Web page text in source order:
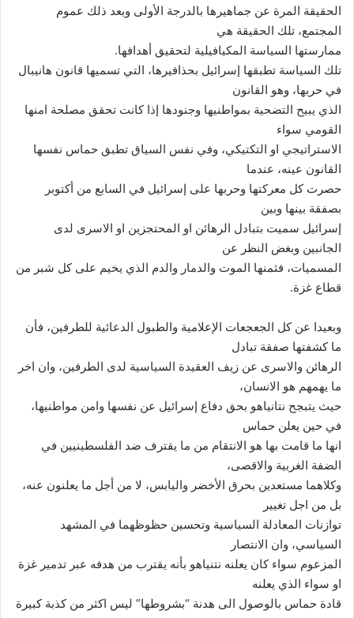
الحقيقة المرة عن جماهيرها بالدرجة الأولى وبعد ذلك عموم
المجتمع، تلك الحقيقة هي
ممارستها السياسة المكيافيلية لتحقيق أهدافها.
تلك السياسة تطبقها إسرائيل بحذافيرها، التي تسميها قانون هانيبال
في حربها، وهو القانون
الذي يبيح التضحية بمواطنيها وجنودها إذا كانت تحقق مصلحة امنها
القومي سواء
الاستراتيجي او التكتيكي، وفي نفس السياق تطبق حماس نفسها
القانون عينه، عندما
حصرت كل معركتها وحربها على إسرائيل في السابع من أكتوبر
بصفقة بينها وبين
إسرائيل سميت بتبادل الرهائن او المحتجزين او الاسرى لدى
الجانبين وبغض النظر عن
المسميات، فثمنها الموت والدمار والدم الذي يخيم على كل شبر من
قطاع غزة.
وبعيدا عن كل الجعجعات الإعلامية والطبول الدعائية للطرفين، فأن
ما كشفتها صفقة تبادل
الرهائن والاسرى عن زيف العقيدة السياسية لدى الطرفين، وان اخر
ما يهمهم هو الانسان،
حيث يتبجح نتانياهو بحق دفاع إسرائيل عن نفسها وامن مواطنيها،
في حين يعلن حماس
انها ما قامت بها هو الانتقام من ما يقترف ضد الفلسطينيين في
الضفة الغربية والاقصى،
وكلاهما مستعدين بحرق الأخضر واليابس، لا من أجل ما يعلنون عنه،
بل من اجل تغيير
توازنات المعادلة السياسية وتحسين حظوظهما في المشهد
السياسي، وان الانتصار
المزعوم سواء كان يعلنه نتنياهو بأنه يقترب من هدفه عبر تدمير غزة
او سواء الذي يعلنه
قادة حماس بالوصول الى هدنة “بشروطها” ليس اكثر من كذبة كبيرة